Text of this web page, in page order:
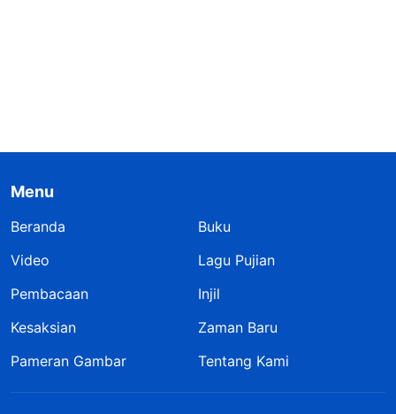
Menu
Beranda
Buku
Video
Lagu Pujian
Pembacaan
Injil
Kesaksian
Zaman Baru
Pameran Gambar
Tentang Kami